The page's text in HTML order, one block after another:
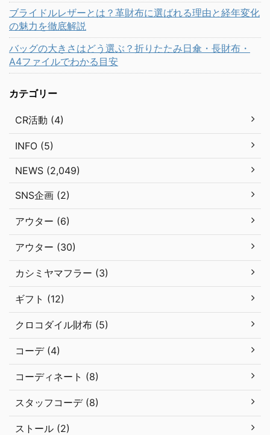
ブライドルレザーとは？革財布に選ばれる理由と経年変化
の魅力を徹底解説
バッグの大きさはどう選ぶ？折りたたみ日傘・長財布・
A4ファイルでわかる目安
カテゴリー
CR活動 (4)
INFO (5)
NEWS (2,049)
SNS企画 (2)
アウター (6)
アウター (30)
カシミヤマフラー (3)
ギフト (12)
クロコダイル財布 (5)
コーデ (4)
コーディネート (8)
スタッフコーデ (8)
ストール (2)